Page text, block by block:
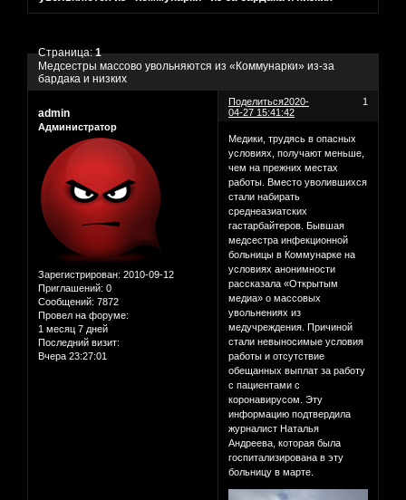
Медсестры массово увольняются из «Коммунарки» из-за
бардака и низких
Страница:1
Поделиться 1
2020-
04-27 15:41:42
admin
Администратор
Зарегистрирован: 2010-09-12
Приглашений: 0
Сообщений: 7872
Провел на форуме:
1 месяц 7 дней
Последний визит:
Вчера 23:27:01
Медики, трудясь в опасных
условиях, получают меньше,
чем на прежних местах
работы. Вместо уволившихся
стали набирать
среднеазиатских
гастарбайтеров. Бывшая
медсестра инфекционной
больницы в Коммунарке на
условиях анонимности
рассказала «Открытым
медиа» о массовых
увольнениях из
медучреждения. Причиной
стали невыносимые условия
работы и отсутствие
обещанных выплат за работу
с пациентами с
коронавирусом. Эту
информацию подтвердила
журналист Наталья
Андреева, которая была
госпитализирована в эту
больницу в марте.